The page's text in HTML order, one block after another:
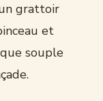
grattoir
et
souple